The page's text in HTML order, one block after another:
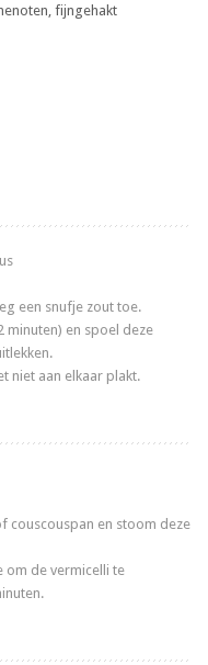
fijngehakt
een snufje zout toe.
minuten) en spoel deze
niet aan elkaar plakt.
couscouspan en stoom deze
om de vermicelli te